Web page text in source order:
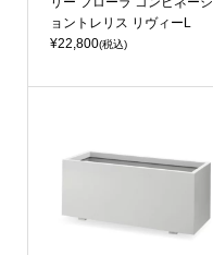
ョントレリス リヴィーL
¥22,800(税込)